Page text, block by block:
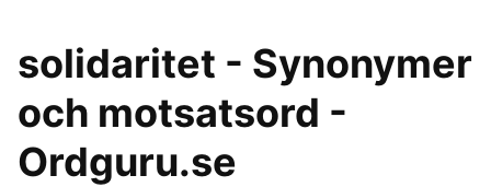
solidaritet - Synonymer
och motsatsord -
Ordguru.se